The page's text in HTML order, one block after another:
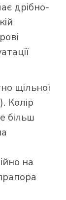
дрібно-
щільної
Колір
більш
на